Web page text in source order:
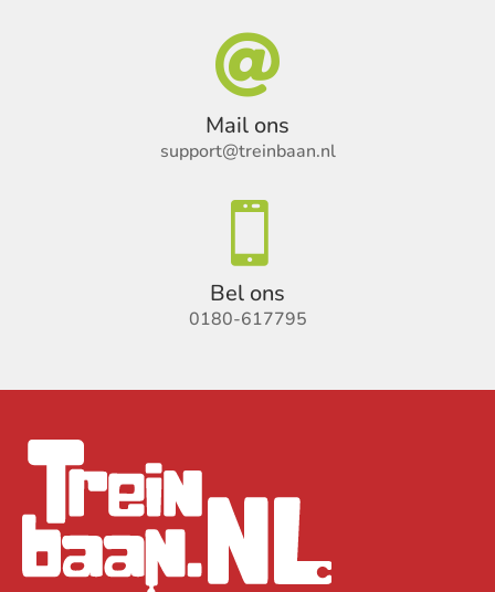

Mail ons
support@treinbaan.nl

Bel ons
0180-617795